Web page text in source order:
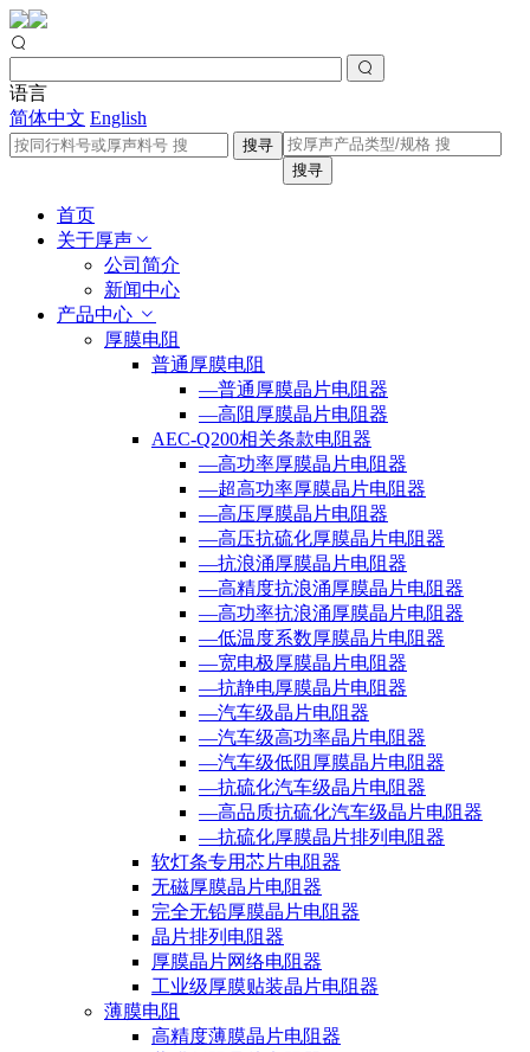
语言
简体中文 English
搜寻
搜寻
首页
关于厚声
公司简介
新闻中心
产品中心
厚膜电阻
普通厚膜电阻
—普通厚膜晶片电阻器
—高阻厚膜晶片电阻器
AEC-Q200相关条款电阻器
—高功率厚膜晶片电阻器
—超高功率厚膜晶片电阻器
—高压厚膜晶片电阻器
—高压抗硫化厚膜晶片电阻器
—抗浪涌厚膜晶片电阻器
—高精度抗浪涌厚膜晶片电阻器
—高功率抗浪涌厚膜晶片电阻器
—低温度系数厚膜晶片电阻器
—宽电极厚膜晶片电阻器
—抗静电厚膜晶片电阻器
—汽车级晶片电阻器
—汽车级高功率晶片电阻器
—汽车级低阻厚膜晶片电阻器
—抗硫化汽车级晶片电阻器
—高品质抗硫化汽车级晶片电阻器
—抗硫化厚膜晶片排列电阻器
软灯条专用芯片电阻器
无磁厚膜晶片电阻器
完全无铅厚膜晶片电阻器
晶片排列电阻器
厚膜晶片网络电阻器
工业级厚膜贴装晶片电阻器
薄膜电阻
高精度薄膜晶片电阻器